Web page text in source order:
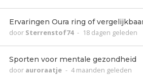
Ervaringen Oura ring of
door Sterrenstof74 - 18 dagen geleden
Sporten voor mentale gezondheid
door auroraatje - 4 maanden geleden